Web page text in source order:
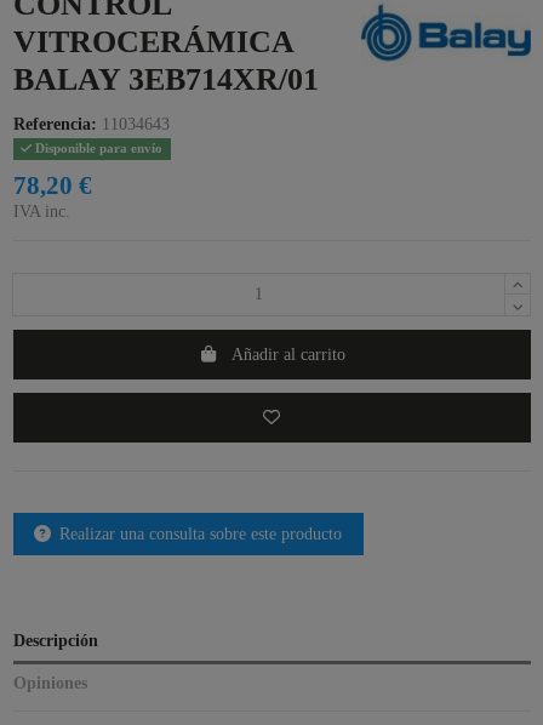
VITROCERÁMICA
BALAY 3EB714XR/01
Referencia: 11034643
Disponible para envío
78,20 €
IVA inc.
Añadir al carrito
Realizar una consulta sobre este producto
Descripción
Opiniones